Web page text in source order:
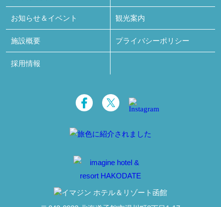
お知らせ＆イベント 観光案内
施設概要 プライバシーポリシー
採用情報